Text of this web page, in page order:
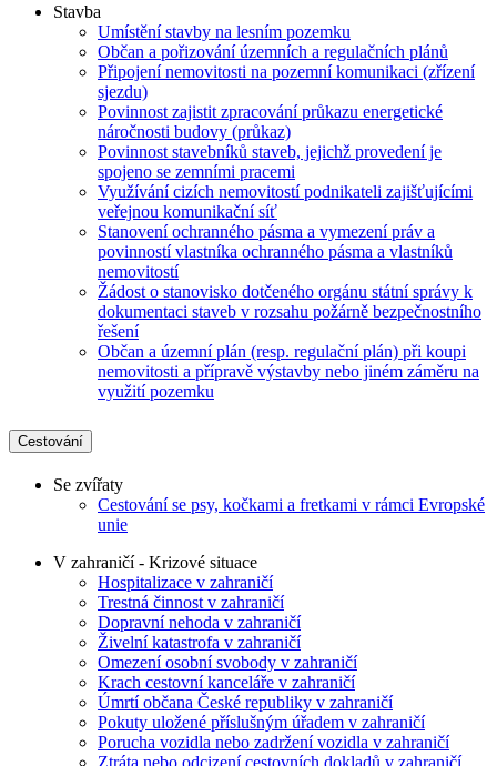
Stavba
Umístění stavby na lesním pozemku
Občan a pořizování územních a regulačních plánů
Připojení nemovitosti na pozemní komunikaci (zřízení
sjezdu)
Povinnost zajistit zpracování průkazu energetické
náročnosti budovy (průkaz)
Povinnost stavebníků staveb, jejichž provedení je
spojeno se zemními pracemi
Využívání cizích nemovitostí podnikateli zajišťujícími
veřejnou komunikační síť
Stanovení ochranného pásma a vymezení práv a
povinností vlastníka ochranného pásma a vlastníků
nemovitostí
Žádost o stanovisko dotčeného orgánu státní správy k
dokumentaci staveb v rozsahu požárně bezpečnostního
řešení
Občan a územní plán (resp. regulační plán) při koupi
nemovitosti a přípravě výstavby nebo jiném záměru na
využití pozemku
Cestování
Se zvířaty
Cestování se psy, kočkami a fretkami v rámci Evropské
unie
V zahraničí - Krizové situace
Hospitalizace v zahraničí
Trestná činnost v zahraničí
Dopravní nehoda v zahraničí
Živelní katastrofa v zahraničí
Omezení osobní svobody v zahraničí
Krach cestovní kanceláře v zahraničí
Úmrtí občana České republiky v zahraničí
Pokuty uložené příslušným úřadem v zahraničí
Porucha vozidla nebo zadržení vozidla v zahraničí